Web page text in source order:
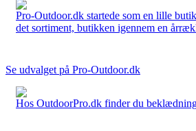
Pro-Outdoor.dk startede som en lille
det sortiment, butikken igennem en
Se udvalget på Pro-Outdoor.dk
Hos OutdoorPro.dk finder du